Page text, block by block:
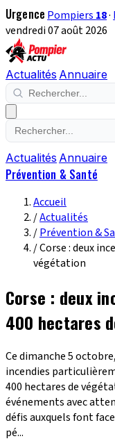
Urgence Pompiers 18·
vendredi 07 août 2026
Actualités Annuaire
Actualités Annuaire
Prévention & Santé
Accueil
/Actualités
/Prévention &
/Corse : deux
végétation
Corse : deux
400 hectares
Ce dimanche 5
incendies
400 hectares de
événements avec
défis auxquels font
pé...